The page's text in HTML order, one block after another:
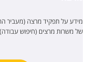
מידע על תפקיד מרצה (מעביר
של משרות מרצים (חיפוש